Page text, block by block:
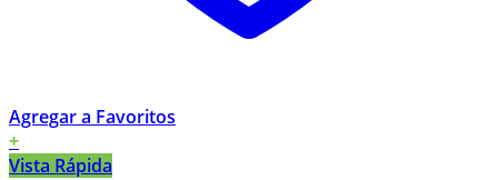
Agregar a Favoritos
+
Vista Rápida